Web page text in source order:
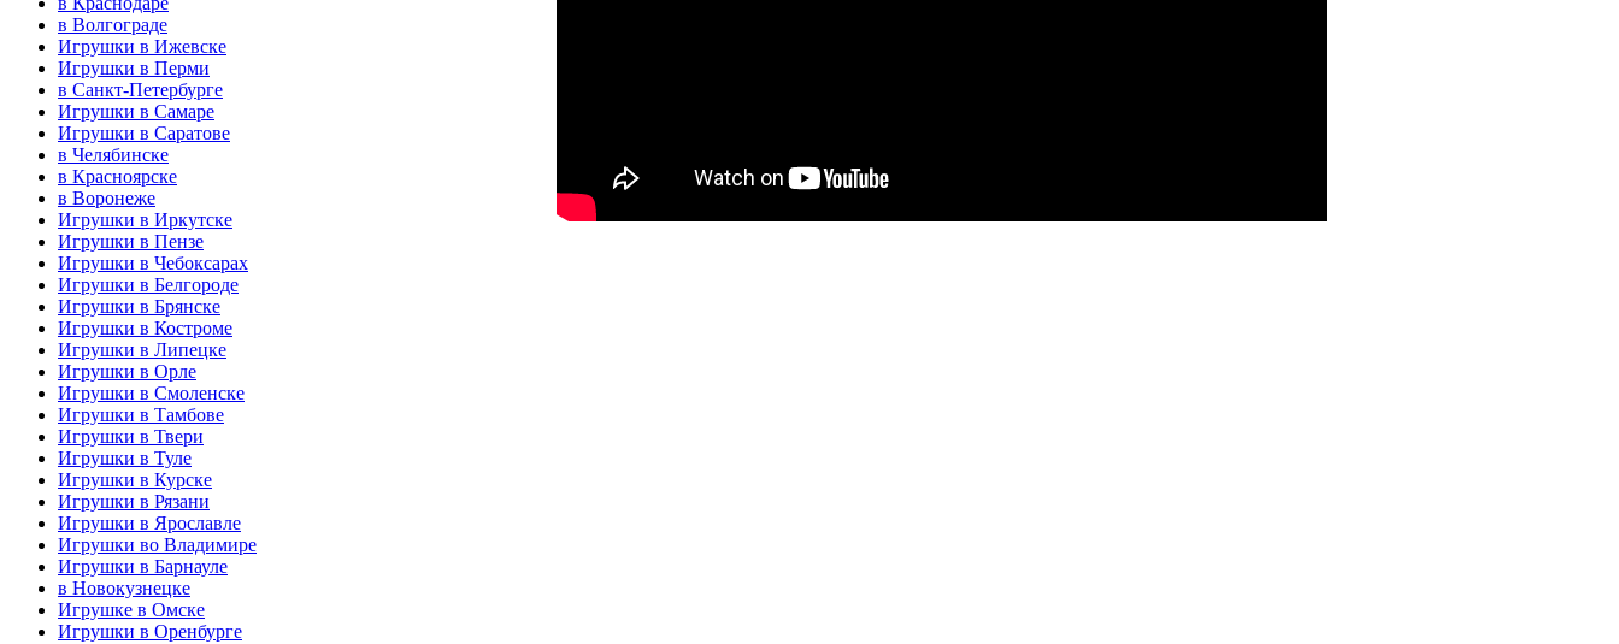
в Волгограде
Игрушки в Ижевске
Игрушки в Перми
в Санкт-Петербурге
Игрушки в Самаре
Игрушки в Саратове
в Челябинске
в Красноярске
в Воронеже
Игрушки в Иркутске
Игрушки в Пензе
Игрушки в Чебоксарах
Игрушки в Белгороде
Игрушки в Брянске
Игрушки в Костроме
Игрушки в Липецке
Игрушки в Орле
Игрушки в Смоленске
Игрушки в Тамбове
Игрушки в Твери
Игрушки в Туле
Игрушки в Курске
Игрушки в Рязани
Игрушки в Ярославле
Игрушки во Владимире
Игрушки в Барнауле
в Новокузнецке
Игрушке в Омске
Игрушки в Оренбурге